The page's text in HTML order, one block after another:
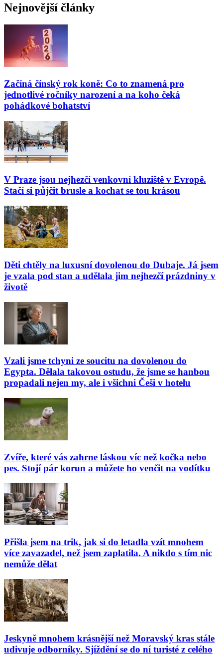
Nejnovější články
Začíná čínský rok koně: Co to znamená pro
jednotlivé ročníky narození a na koho čeká
pohádkové bohatství
V Praze jsou nejhezčí venkovní kluziště v Evropě.
Stačí si půjčit brusle a kochat se tou krásou
Děti chtěly na luxusní dovolenou do Dubaje. Já jsem
je vzala pod stan a udělala jim nejhezčí prázdniny v
životě
Vzali jsme tchyni ze soucitu na dovolenou do
Egypta. Dělala takovou ostudu, že jsme se hanbou
propadali nejen my, ale i všichni Češi v hotelu
Zvíře, které vás zahrne láskou víc než kočka nebo
pes. Stojí pár korun a můžete ho venčit na vodítku
Přišla jsem na trik, jak si do letadla vzít mnohem
více zavazadel, než jsem zaplatila. A nikdo s tím nic
nemůže dělat
Jeskyně mnohem krásnější než Moravský kras stále
udivuje odborníky. Sjíždění se do ní turisté z celého